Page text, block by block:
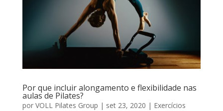
Por que incluir alongamento e flexibilidade nas
aulas de Pilates?
por VOLL Pilates Group | set 23, 2020 | Exercícios